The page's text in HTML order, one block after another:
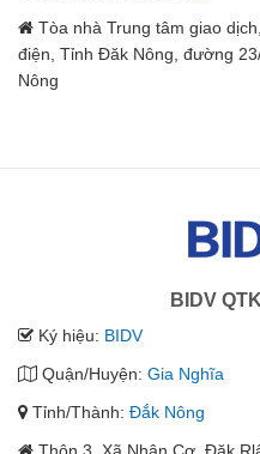
Tòa nhà Trung tâm giao
điện, Tỉnh Đăk Nông, đường
Nông
BIDV
Ký hiệu: BIDV
Quận/Huyện: Gia Nghĩa
Tỉnh/Thành: Đắk Nông
Thôn 3, Xã Nhân Cơ, Đăk